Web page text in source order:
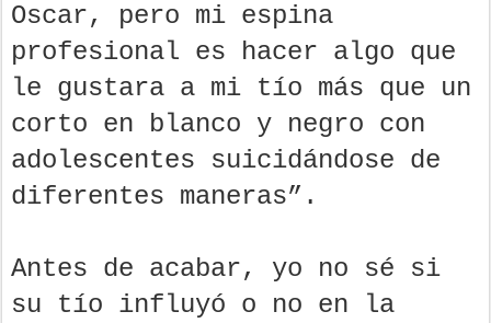
Oscar, pero mi espina
profesional es hacer algo que
le gustara a mi tío más que un
corto en blanco y negro con
adolescentes suicidándose de
diferentes maneras”.
Antes de acabar, yo no sé si
su tío influyó o no en la